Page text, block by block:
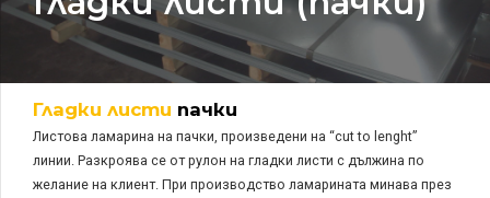
Гладки листи пачки
Листова ламарина на пачки, произведени на “cut to lenght”
линии. Разкроява се от рулон на гладки листи с дължина по
желание на клиент. При производство ламарината минава през